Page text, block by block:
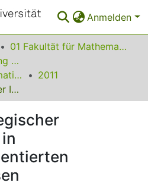
Anmelden
01 Fakultät für Mathematik
Institut für Entwicklung und Erforschung des Mathematikunterrichts
Beiträge zum Mathematikunterricht
2011
Zur Rolle strategischer Interventionen in problemlöseorientierten Arbeitsprozessen